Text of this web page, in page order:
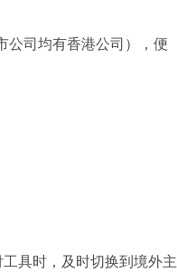
公司均有香港公司），便
具时，及时切换到境外主